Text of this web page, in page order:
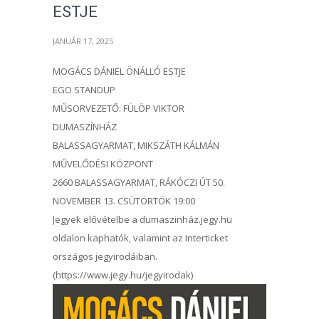
ESTJE
JANUÁR 17, 2025
MOGÁCS DÁNIEL ÖNÁLLÓ ESTJE
EGO STANDUP
MŰSORVEZETŐ: FÜLÖP VIKTOR
DUMASZÍNHÁZ
BALASSAGYARMAT, MIKSZÁTH KÁLMÁN
MŰVELŐDÉSI KÖZPONT
2660 BALASSAGYARMAT, RÁKÓCZI ÚT 50.
NOVEMBER 13. CSÜTÖRTÖK 19:00
Jegyek elővételbe a dumaszinház.jegy.hu
oldalon kaphatók, valamint az Interticket
országos jegyirodáiban.
(https://www.jegy.hu/jegyirodak)